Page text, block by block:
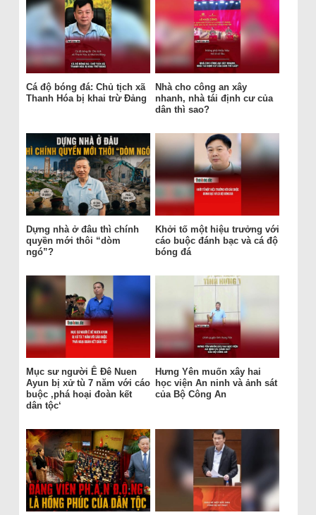
Cá độ bóng đá: Chủ tịch xã
Thanh Hóa bị khai trừ Đảng
Nhà cho công an xây
nhanh, nhà tái định cư của
dân thì sao?
Dựng nhà ở đâu thì chính
quyền mới thôi “dòm
ngó”?
Khởi tố một hiệu trưởng với
cáo buộc đánh bạc và cá độ
bóng đá
Mục sư người Ê Đê Nuen
Ayun bị xử tù 7 năm với cáo
buộc ‚phá hoại đoàn kết
dân tộc‘
Hưng Yên muốn xây hai
học viện An ninh và ảnh sát
của Bộ Công An